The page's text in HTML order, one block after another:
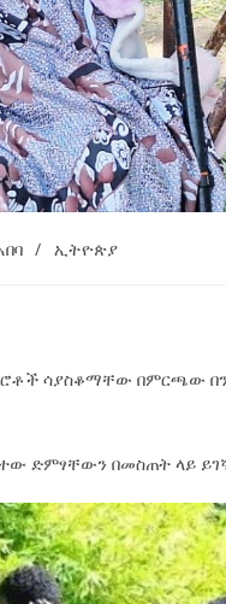
/ ኢትዮጵያ
ሳያስቆማቸው በምርጫው
ድምፃቸውን በመስጠት ላይ